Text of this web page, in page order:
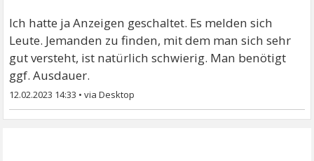
Ich hatte ja Anzeigen geschaltet. Es melden sich
Leute. Jemanden zu finden, mit dem man sich sehr
gut versteht, ist natürlich schwierig. Man benötigt
ggf. Ausdauer.
12.02.2023 14:33 •